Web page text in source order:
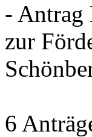
- Antrag
zur
6